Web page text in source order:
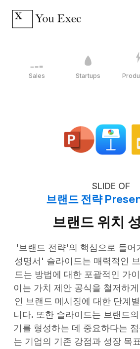
Sales Startups
SLIDE OF
브랜드 전략
브랜드 위치
'브랜드 전략'의 핵심으로 들어
성명서' 슬라이드는 매력적인
드는 방법에 대한 포괄적인 가
이는 가치 제안 공식을 철저하
인 브랜드 메시징에 대한 단계
니다. 또한 슬라이드는 브랜드
기를 형성하는 데 중요하다는
는 기업의 기존 강점과 성장 목